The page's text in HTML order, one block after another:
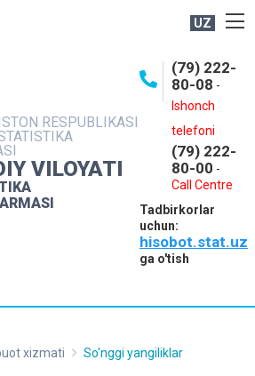
UZ
RESPUBLIKASI
VILOYATI
(79) 222-
80-08 -
Ishonch
telefoni
(79) 222-
80-00 -
Call Centre
Tadbirkorlar
uchun:
hisobot.stat.uz
ga o'tish
MA'LUMOTLAR
XIZMATLAR
MUROJAATLAR
xizmati So'nggi yangiliklar